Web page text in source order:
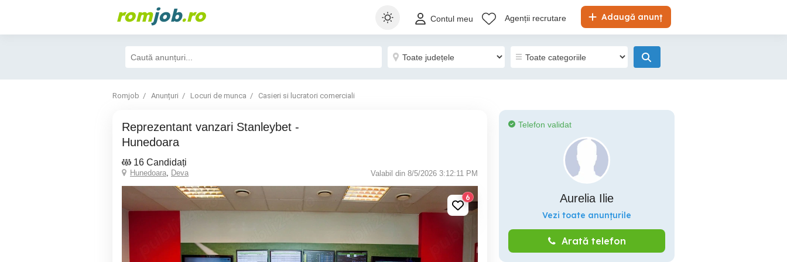
romjob.ro Adaugă anunț
Contul meu Agenții recrutare
Romjob Anunțuri Locuri de munca Casieri si lucratori comerciali
Reprezentant vanzari Stanleybet -
Hunedoara
16 Candidați
Hunedoara, Deva Valabil din 8/5/2026 3:12:11 PM
6
Telefon validat
Aurelia Ilie
Vezi toate anunțurile
Arată telefon